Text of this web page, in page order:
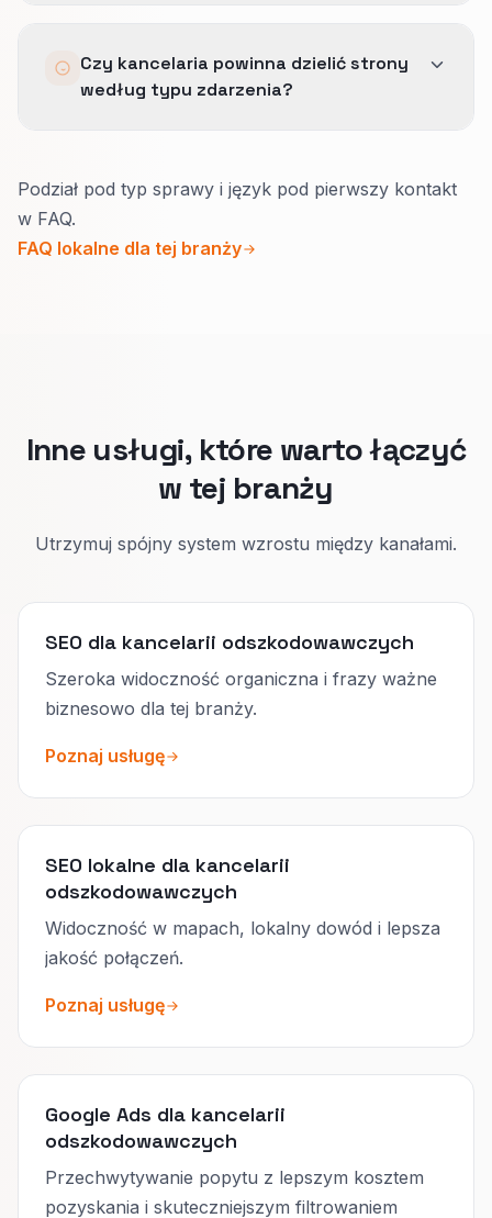
sygnały zaufania, takie jak uprawnienia
zawodowe, doświadczenie w podobnych
Czy kancelaria powinna dzielić strony
według typu zdarzenia?
Gdy historia i dowód są inne, osobne strony
utrzymują szczere nagłówki.
Podział pod typ sprawy i język pod pierwszy kontakt
w FAQ.
FAQ lokalne dla tej branży
Inne usługi, które warto łączyć
w tej branży
Utrzymuj spójny system wzrostu między kanałami.
SEO dla kancelarii odszkodowawczych
Szeroka widoczność organiczna i frazy ważne
biznesowo dla tej branży.
Poznaj usługę
SEO lokalne dla kancelarii
odszkodowawczych
Widoczność w mapach, lokalny dowód i lepsza
jakość połączeń.
Poznaj usługę
Google Ads dla kancelarii
odszkodowawczych
Przechwytywanie popytu z lepszym kosztem
pozyskania i skuteczniejszym filtrowaniem